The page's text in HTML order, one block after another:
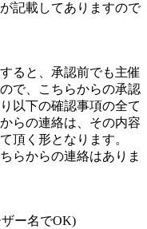
記載してありますので
ると、承認前でも主催
で、こちらからの承認
以下の確認事項の全て
らの連絡は、その内容
頂く形となります。
らからの連絡はありま
ー名でOK)